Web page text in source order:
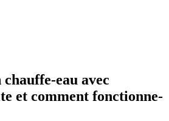
chauffe-eau avec
et comment fonctionne-